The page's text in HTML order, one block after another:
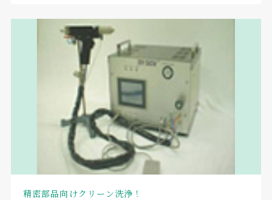
精密部品向けクリーン洗浄！